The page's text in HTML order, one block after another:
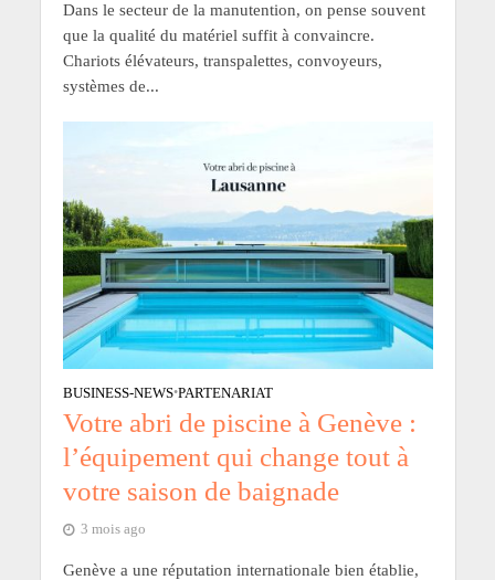
Dans le secteur de la manutention, on pense souvent
que la qualité du matériel suffit à convaincre.
Chariots élévateurs, transpalettes, convoyeurs,
systèmes de...
BUSINESS-NEWS•PARTENARIAT
Votre abri de piscine à Genève :
l’équipement qui change tout à
votre saison de baignade
3 mois ago
Genève a une réputation internationale bien établie,